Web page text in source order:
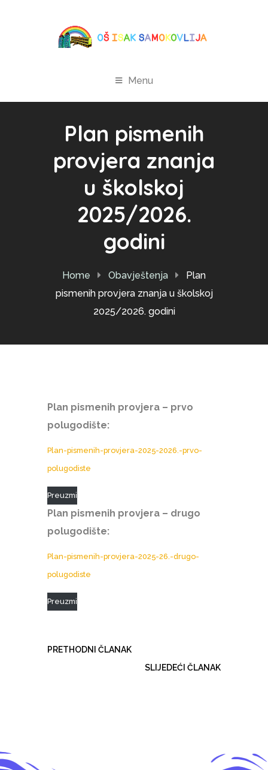
Menu
Plan pismenih
provjera znanja
u školskoj
2025/2026.
godini
Home Obavještenja
Plan
pismenih provjera znanja u školskoj
2025/2026. godini
Plan pismenih provjera – prvo
polugodište:
Plan-pismenih-provjera-2025-2026.-prvo-
polugodiste
Preuzmi
Plan pismenih provjera – drugo
polugodište:
Plan-pismenih-provjera-2025-26.-drugo-
polugodiste
Preuzmi
PRETHODNI ČLANAK
SLIJEDEĆI ČLANAK